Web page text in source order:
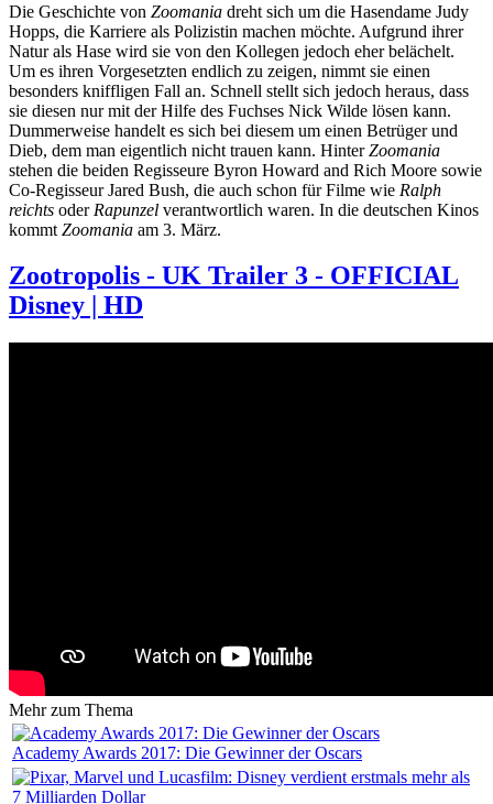
Die Geschichte von Zoomania dreht sich um die Hasendame Judy
Hopps, die Karriere als Polizistin machen möchte. Aufgrund ihrer
Natur als Hase wird sie von den Kollegen jedoch eher belächelt.
Um es ihren Vorgesetzten endlich zu zeigen, nimmt sie einen
besonders kniffligen Fall an. Schnell stellt sich jedoch heraus, dass
sie diesen nur mit der Hilfe des Fuchses Nick Wilde lösen kann.
Dummerweise handelt es sich bei diesem um einen Betrüger und
Dieb, dem man eigentlich nicht trauen kann. HinterZoomania
stehen die beiden Regisseure Byron Howard and Rich Moore sowie
Co-Regisseur Jared Bush, die auch schon für Filme wie Ralph
reichts oder Rapunzel verantwortlich waren. In die deutschen Kinos
kommt Zoomania am 3. März.
Zootropolis - UK Trailer 3 - OFFICIAL
Disney | HD
Mehr zum Thema
Academy Awards 2017: Die Gewinner der Oscars